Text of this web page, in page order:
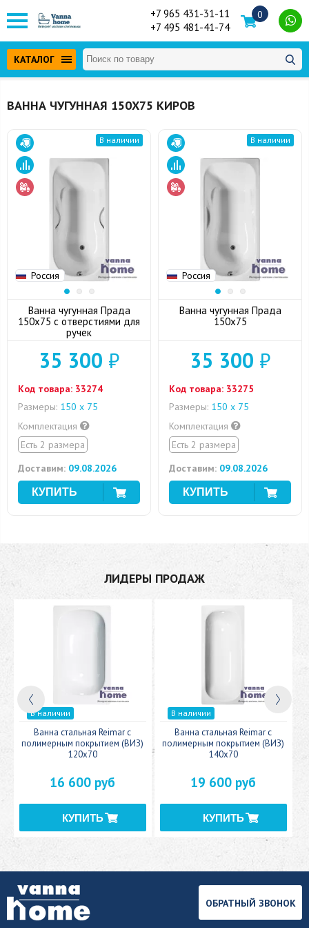
+7 965 431-31-11
+7 495 481-41-74
0
КАТАЛОГ
ВАННА ЧУГУННАЯ 150Х75 КИРОВ
Россия
В наличии
Ванна чугунная Прада
150x75 с отверстиями для
ручек
35 300 ₽
Код товара: 33274
Размеры: 150 х 75
Комплектация
Есть 2 размера
Доставим: 09.08.2026
Россия
В наличии
Ванна чугунная Прада
150x75
35 300 ₽
Код товара: 33275
Размеры: 150 х 75
Комплектация
Есть 2 размера
Доставим: 09.08.2026
ЛИДЕРЫ ПРОДАЖ
В наличии
Ванна стальная Reimar с
полимерным покрытием (ВИЗ)
120x70
16 600 руб
В наличии
Ванна стальная Reimar с
полимерным покрытием (ВИЗ)
140x70
19 600 руб
ОБРАТНЫЙ ЗВОНОК